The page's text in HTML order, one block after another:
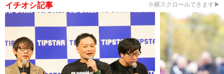
イチオシ記事 ※横スクロールできます▶